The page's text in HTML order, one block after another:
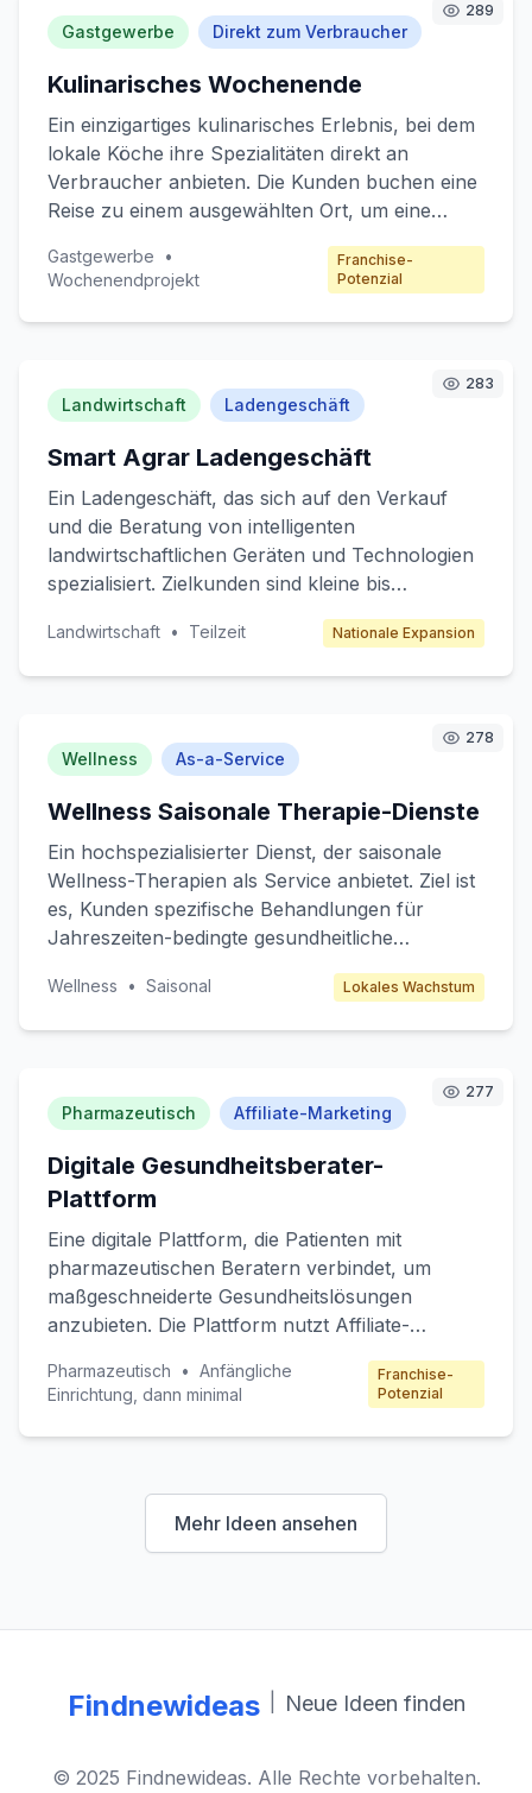
Zielkunden sind umweltbewusste Haushalte und
Eigenheimbesitzer. Das Geschäftsmodell basiert
auf Beratungsgebühren und Provisionen von
Partnerunternehmen.
289
Gastgewerbe Direkt zum Verbraucher
Kulinarisches Wochenende
Ein einzigartiges kulinarisches Erlebnis, bei dem
lokale Köche ihre Spezialitäten direkt an
Verbraucher anbieten. Die Kunden buchen eine
Reise zu einem ausgewählten Ort, um eine
genießen. Das Projekt richtet sich an
Feinschmecker und Reisende, die authentische
und hochwertige Essens-Erlebnisse suchen.
und Partnerschaften mit lokalen Produzenten
und Hotels.
Gastgewerbe
•
Wochenendprojekt
Franchise-
Potenzial
283
Landwirtschaft Ladengeschäft
Smart Agrar Ladengeschäft
Ein Ladengeschäft, das sich auf den Verkauf
und die Beratung von intelligenten
landwirtschaftlichen Geräten und Technologien
spezialisiert. Zielkunden sind kleine bis
moderne Technik steigern möchten. Das
Bewässerungssysteme an. Einnahmen werden
durch den Verkauf dieser Geräte sowie durch
Beratungsdienstleistungen erzielt.
Landwirtschaft • Teilzeit Nationale Expansion
278
Wellness As-a-Service
Wellness Saisonale Therapie-Dienste
Ein hochspezialisierter Dienst, der saisonale
Wellness-Therapien als Service anbietet. Ziel ist
es, Kunden spezifische Behandlungen für
Jahreszeiten-bedingte gesundheitliche
Frühlingsallergien zu bieten. Der Service
Einzelpersonen, die bereit sind, in ihre geistige
und körperliche Gesundheit zu investieren. Das
Geschäftsmodell basiert auf einer
abonnementbasierten Struktur, bei der Kunden
Wellness • Saisonal Lokales Wachstum
277
Pharmazeutisch Affiliate-Marketing
Digitale Gesundheitsberater-
Plattform
Eine digitale Plattform, die Patienten mit
pharmazeutischen Beratern verbindet, um
maßgeschneiderte Gesundheitslösungen
anzubieten. Die Plattform nutzt Affiliate-
Gesundheitsdienstleistern zusammenarbeitet,
um Produkte und Dienstleistungen zu
empfehlen. Zielkunden sind Patienten, die nach
und Apotheken, die ihre Reichweite erhöhen
Pharmazeutisch • Anfängliche
Einrichtung, dann minimal
Franchise-
Potenzial
Mehr Ideen ansehen
Findnewideas Neue Ideen finden
© 2025 Findnewideas. Alle Rechte vorbehalten.